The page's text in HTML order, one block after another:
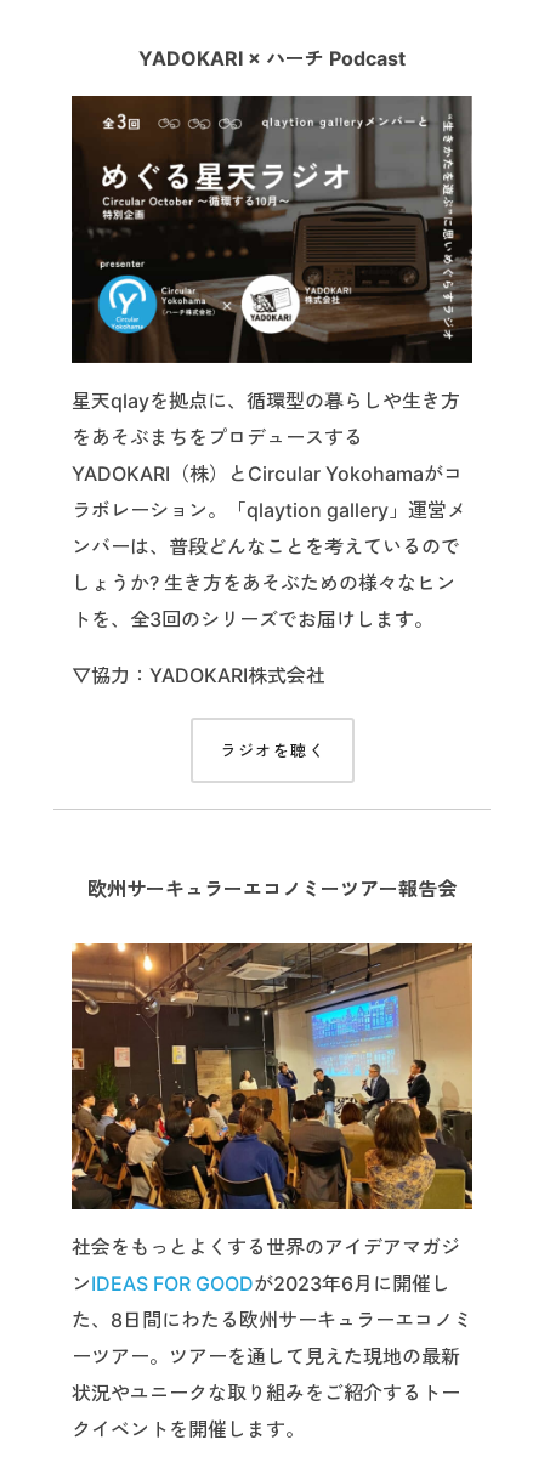
YADOKARI × ハーチ Podcast
星天qlayを拠点に、循環型の暮らしや生き方
をあそぶまちをプロデュースする
YADOKARI（株）とCircular Yokohamaがコ
ラボレーション。「qlaytion gallery」運営メ
ンバーは、普段どんなことを考えているので
しょうか? 生き方をあそぶための様々なヒン
トを、全3回のシリーズでお届けします。
▽協力：YADOKARI株式会社
ラジオを聴く
欧州サーキュラーエコノミーツアー報告会
社会をもっとよくする世界のアイデアマガジ
ンIDEAS FOR GOODが2023年6月に開催し
た、8日間にわたる欧州サーキュラーエコノミ
ーツアー。ツアーを通して見えた現地の最新
状況やユニークな取り組みをご紹介するトー
クイベントを開催します。